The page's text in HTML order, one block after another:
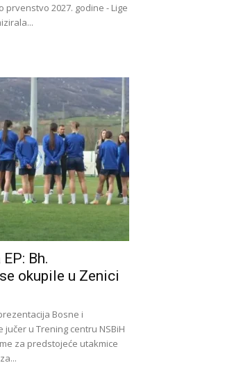
prvenstvo 2027. godine - Lige
Bh.
okupile u Zenici
Bosne i
u Trening centru NSBiH
za predstojeće utakmice